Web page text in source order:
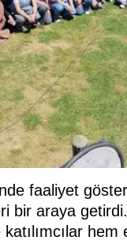
faaliyet
bir araya